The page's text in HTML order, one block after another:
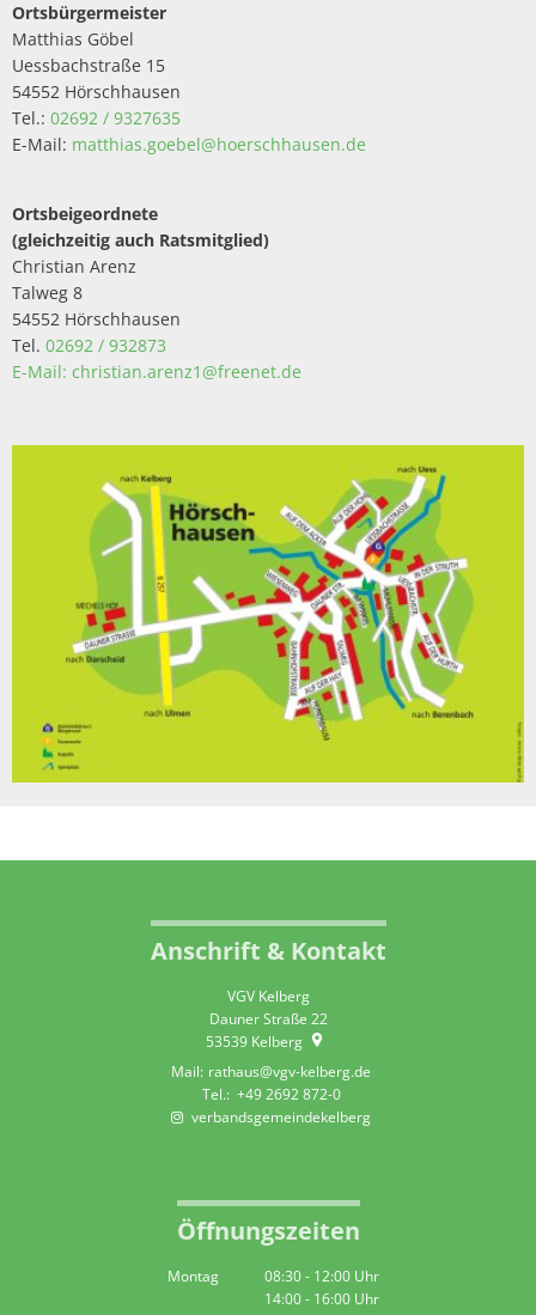
Ortsbürgermeister
Matthias Göbel
Uessbachstraße 15
54552 Hörschhausen
Tel.: 02692 / 9327635
E-Mail: matthias.goebel@hoerschhausen.de
Ortsbeigeordnete
(gleichzeitig auch Ratsmitglied)
Christian Arenz
Talweg 8
54552 Hörschhausen
Tel. 02692 / 932873
E-Mail: christian.arenz1@freenet.de
Anschrift & Kontakt
VGV Kelberg
Dauner Straße 22
53539 Kelberg
rathaus@vgv-kelberg.de
+49 2692 872-0
verbandsgemeindekelberg
Öffnungszeiten
Montag 08:30- 12:00 Uhr
Von 08:30 bis 12:00 Uhr
14:00- 16:00 Uhr